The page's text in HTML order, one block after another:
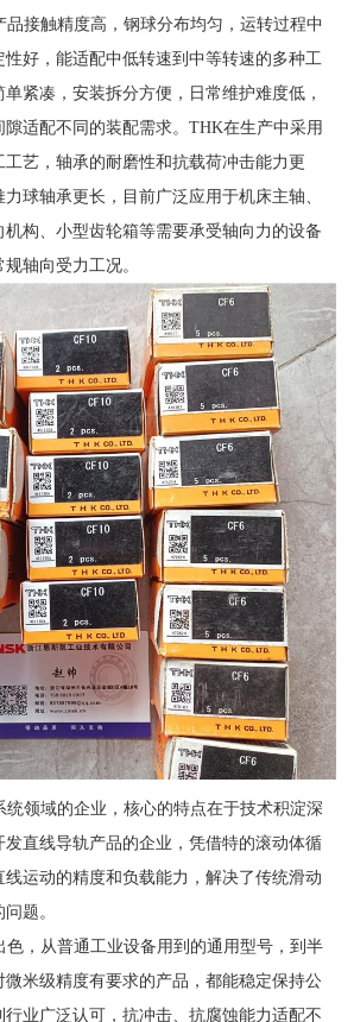
接触精度高，钢球分布均匀，运转过程中
好，能适配中低转速到中等转速的多种工
紧凑，安装拆分方便，日常维护难度低，
适配不同的装配需求。THK在生产中采用
艺，轴承的耐磨性和抗载荷冲击能力更
球轴承更长，目前广泛应用于机床主轴、
构、小型齿轮箱等需要承受轴向力的设备
轴向受力工况。
统领域的企业，核心的特点在于技术积淀深
发直线导轨产品的企业，凭借特的滚动体循
运动的精度和负载能力，解决了传统滑动
题。
，从普通工业设备用到的通用型号，到半
米级精度有要求的产品，都能稳定保持公
业广泛认可，抗冲击、抗腐蚀能力适配不